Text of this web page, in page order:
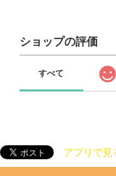
ショップの評価
すべて
アプリで見